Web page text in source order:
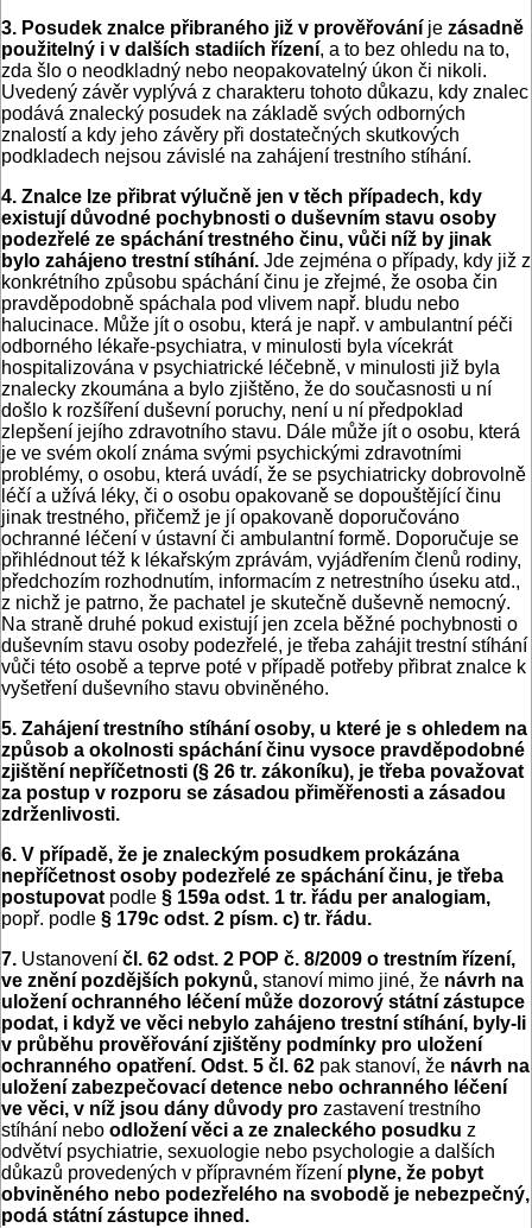
3. Posudek znalce přibraného již v prověřování je zásadně
použitelný i v dalších stadiích řízení, a to bez ohledu na to,
zda šlo o neodkladný nebo neopakovatelný úkon či nikoli.
Uvedený závěr vyplývá z charakteru tohoto důkazu, kdy znalec
podává znalecký posudek na základě svých odborných
znalostí a kdy jeho závěry při dostatečných skutkových
podkladech nejsou závislé na zahájení trestního stíhání.
4. Znalce lze přibrat výlučně jen v těch případech, kdy
existují důvodné pochybnosti o duševním stavu osoby
podezřelé ze spáchání trestného činu, vůči níž by jinak
bylo zahájeno trestní stíhání. Jde zejména o případy, kdy již z
konkrétního způsobu spáchání činu je zřejmé, že osoba čin
pravděpodobně spáchala pod vlivem např. bludu nebo
halucinace. Může jít o osobu, která je např. v ambulantní péči
odborného lékaře-psychiatra, v minulosti byla vícekrát
hospitalizována v psychiatrické léčebně, v minulosti již byla
znalecky zkoumána a bylo zjištěno, že do současnosti u ní
došlo k rozšíření duševní poruchy, není u ní předpoklad
zlepšení jejího zdravotního stavu. Dále může jít o osobu, která
je ve svém okolí známa svými psychickými zdravotními
problémy, o osobu, která uvádí, že se psychiatricky dobrovolně
léčí a užívá léky, či o osobu opakovaně se dopouštějící činu
jinak trestného, přičemž je jí opakovaně doporučováno
ochranné léčení v ústavní či ambulantní formě. Doporučuje se
přihlédnout též k lékařským zprávám, vyjádřením členů rodiny,
předchozím rozhodnutím, informacím z netrestního úseku atd.,
z nichž je patrno, že pachatel je skutečně duševně nemocný.
Na straně druhé pokud existují jen zcela běžné pochybnosti o
duševním stavu osoby podezřelé, je třeba zahájit trestní stíhání
vůči této osobě a teprve poté v případě potřeby přibrat znalce k
vyšetření duševního stavu obviněného.
5. Zahájení trestního stíhání osoby, u které je s ohledem na
způsob a okolnosti spáchání činu vysoce pravděpodobné
zjištění nepříčetnosti (§ 26 tr. zákoníku), je třeba považovat
za postup v rozporu se zásadou přiměřenosti a zásadou
zdrženlivosti.
6. V případě, že je znaleckým posudkem prokázána
nepříčetnost osoby podezřelé ze spáchání činu, je třeba
postupovat podle § 159a odst. 1 tr. řádu per analogiam,
popř. podle § 179c odst. 2 písm. c) tr. řádu.
7. Ustanovení čl. 62 odst. 2 POP č. 8/2009 o trestním řízení,
ve znění pozdějších pokynů, stanoví mimo jiné, že návrh na
uložení ochranného léčení může dozorový státní zástupce
podat, i když ve věci nebylo zahájeno trestní stíhání, byly-li
v průběhu prověřování zjištěny podmínky pro uložení
ochranného opatření. Odst. 5 čl. 62 pak stanoví, že návrh na
uložení zabezpečovací detence nebo ochranného léčení
ve věci, v níž jsou dány důvody pro zastavení trestního
stíhání nebo odložení věci a ze znaleckého posudku z
odvětví psychiatrie, sexuologie nebo psychologie a dalších
důkazů provedených v přípravném řízení plyne, že pobyt
obviněného nebo podezřelého na svobodě je nebezpečný,
podá státní zástupce ihned.